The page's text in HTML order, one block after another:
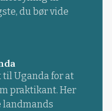
du bør vide
til Uganda for at
praktikant. Her
landmands